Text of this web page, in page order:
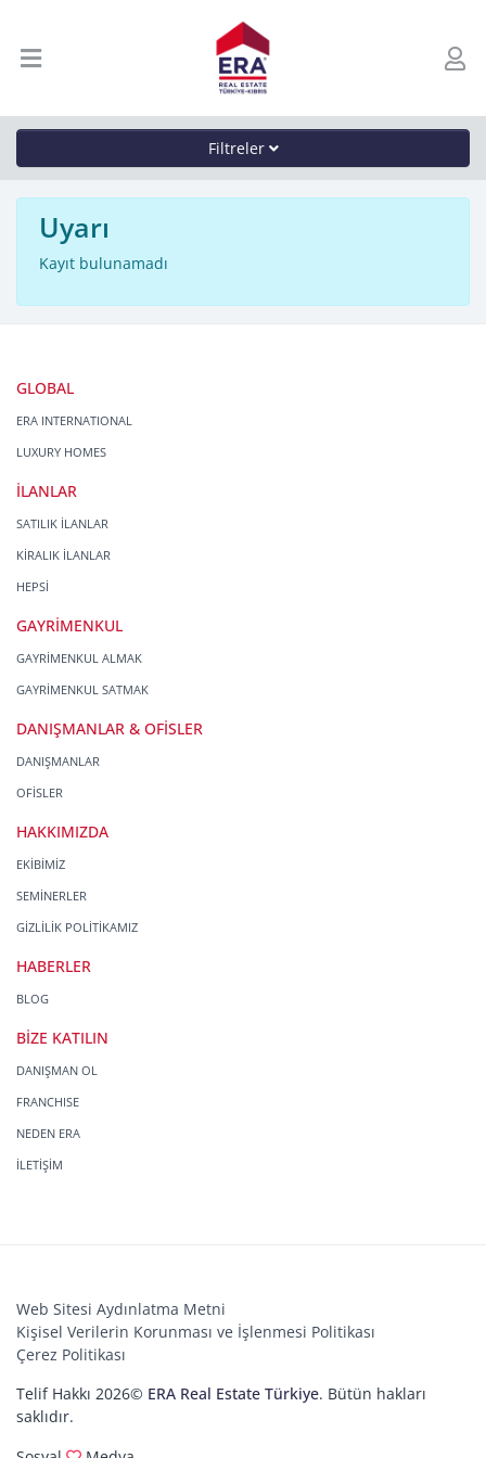
Filtreler
Uyarı
Kayıt bulunamadı
GLOBAL
ERA INTERNATIONAL
LUXURY HOMES
İLANLAR
SATILIK İLANLAR
KİRALIK İLANLAR
HEPSİ
GAYRİMENKUL
GAYRİMENKUL ALMAK
GAYRİMENKUL SATMAK
DANIŞMANLAR & OFİSLER
DANIŞMANLAR
OFİSLER
HAKKIMIZDA
EKİBİMİZ
SEMİNERLER
GİZLİLİK POLİTİKAMIZ
HABERLER
BLOG
BİZE KATILIN
DANIŞMAN OL
FRANCHISE
NEDEN ERA
İLETİŞİM
Web Sitesi Aydınlatma Metni
Kişisel Verilerin Korunması ve İşlenmesi Politikası
Çerez Politikası
Telif Hakkı 2026© ERA Real Estate Türkiye. Bütün hakları
saklıdır.